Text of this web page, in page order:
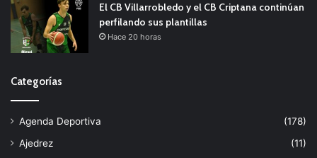
El CB Villarrobledo y el CB Criptana continúan
perfilando sus plantillas
Hace 20 horas
Categorías
Agenda Deportiva
(178)
Ajedrez
(11)